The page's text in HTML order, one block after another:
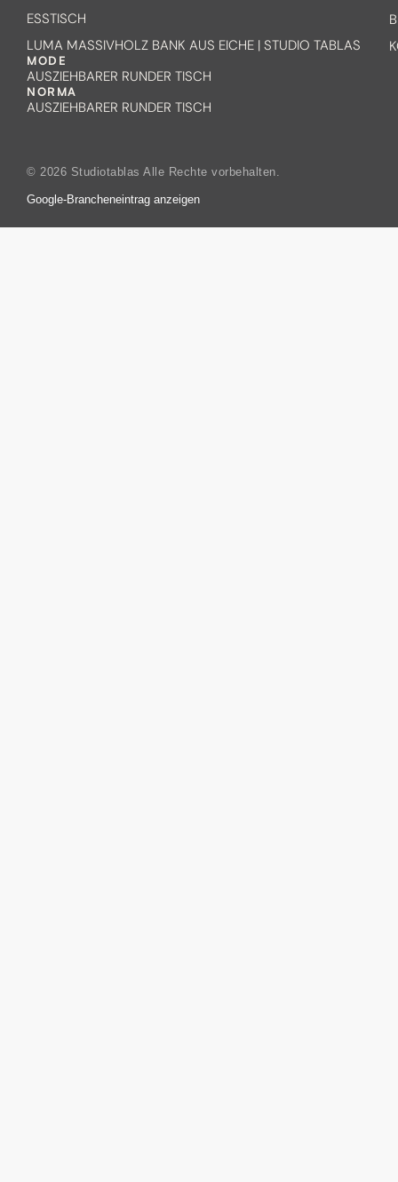
ESSTISCH
LUMA MASSIVHOLZ BANK AUS EICHE | STUDIO TABLAS
MODE
AUSZIEHBARER RUNDER TISCH
NORMA
AUSZIEHBARER RUNDER TISCH
© 2026 Studiotablas Alle Rechte vorbehalten.
Google-Brancheneintrag anzeigen